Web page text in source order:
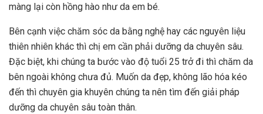
màng lại còn hồng hào như da em bé.
Bên cạnh việc chăm sóc da bằng nghệ hay các nguyên liệu
thiên nhiên khác thì chị em cần phải dưỡng da chuyên sâu.
Đặc biệt, khi chúng ta bước vào độ tuổi 25 trở đi thì chăm da
bên ngoài không chưa đủ. Muốn da đẹp, không lão hóa kéo
đến thì chuyên gia khuyên chúng ta nên tìm đến giải pháp
dưỡng da chuyên sâu toàn thân.